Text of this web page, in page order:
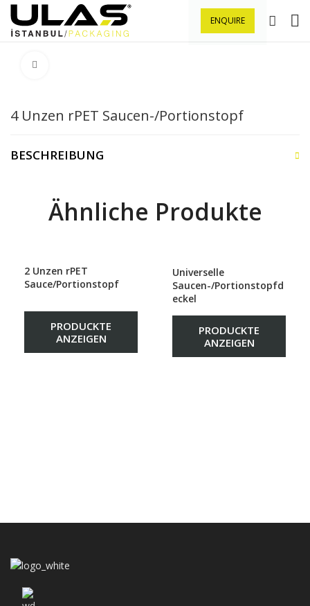
ENQUIRE
4 Unzen rPET Saucen-/Portionstopf
BESCHREIBUNG
Ähnliche Produkte
2 Unzen rPET
Sauce/Portionstopf
PRODUCKTE
ANZEIGEN
Universelle
Saucen-/Portionstopfd
eckel
PRODUCKTE
ANZEIGEN